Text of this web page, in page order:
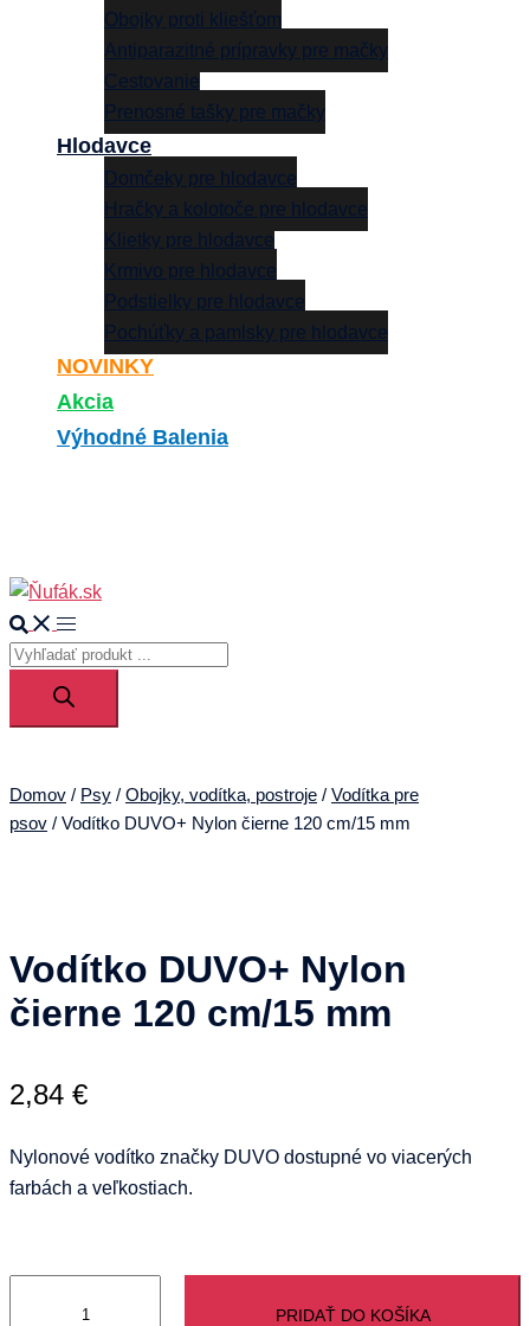
Obojky proti kliešťom
Antiparazitné prípravky pre mačky
Cestovanie
Prenosné tašky pre mačky
Hlodavce
Domčeky pre hlodavce
Hračky a kolotoče pre hlodavce
Klietky pre hlodavce
Krmivo pre hlodavce
Podstielky pre hlodavce
Pochúťky a pamlsky pre hlodavce
NOVINKY
Akcia
Výhodné Balenia
SearchToggle
menu
Products
search
Domov / Psy / Obojky, vodítka, postroje / Vodítka pre
psov / Vodítko DUVO+ Nylon čierne 120 cm/15 mm
Vodítko DUVO+ Nylon
čierne 120 cm/15 mm
2,84 €
Nylonové vodítko značky DUVO dostupné vo viacerých
farbách a veľkostiach.
PRIDAŤ DO KOŠÍKA